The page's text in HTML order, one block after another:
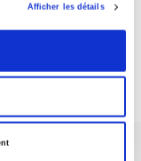
Afficher les détails